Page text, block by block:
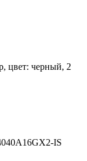
цвет: черный, 2
IS